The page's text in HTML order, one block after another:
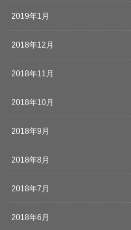
2019年1月
2018年12月
2018年11月
2018年10月
2018年9月
2018年8月
2018年7月
2018年6月